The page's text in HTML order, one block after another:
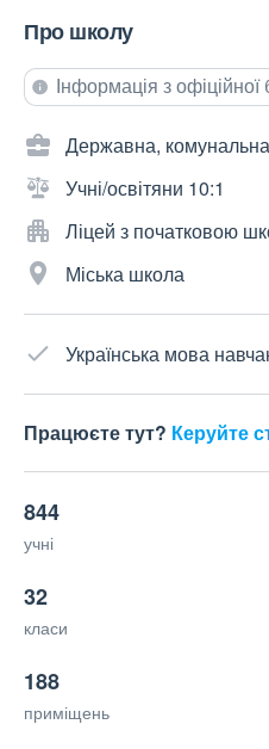
Про школу
Інформація з
Державна,
Учні/освітяни 10:1
Ліцей з початковою
Міська школа
Українська мова
Працюєте тут? Керуйте
844
учні
32
класи
188
приміщень